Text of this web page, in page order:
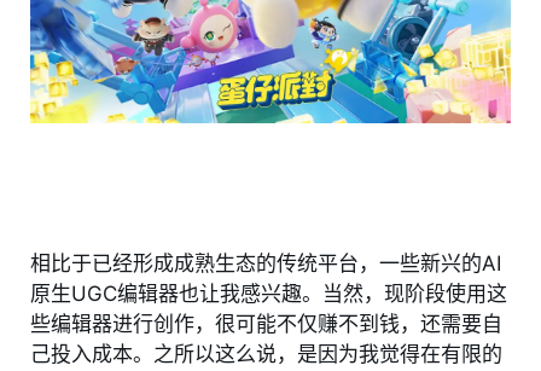
相比于已经形成成熟生态的传统平台，一些新兴的AI
原生UGC编辑器也让我感兴趣。当然，现阶段使用这
些编辑器进行创作，很可能不仅赚不到钱，还需要自
己投入成本。之所以这么说，是因为我觉得在有限的